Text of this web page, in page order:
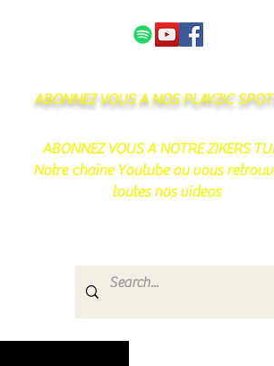
ABONNEZ VOUS A NOS PLAYZIC
ABONNEZ VOUS A NOTRE ZIKERS
Notre chaine Youtube ou vous
toutes nos videos